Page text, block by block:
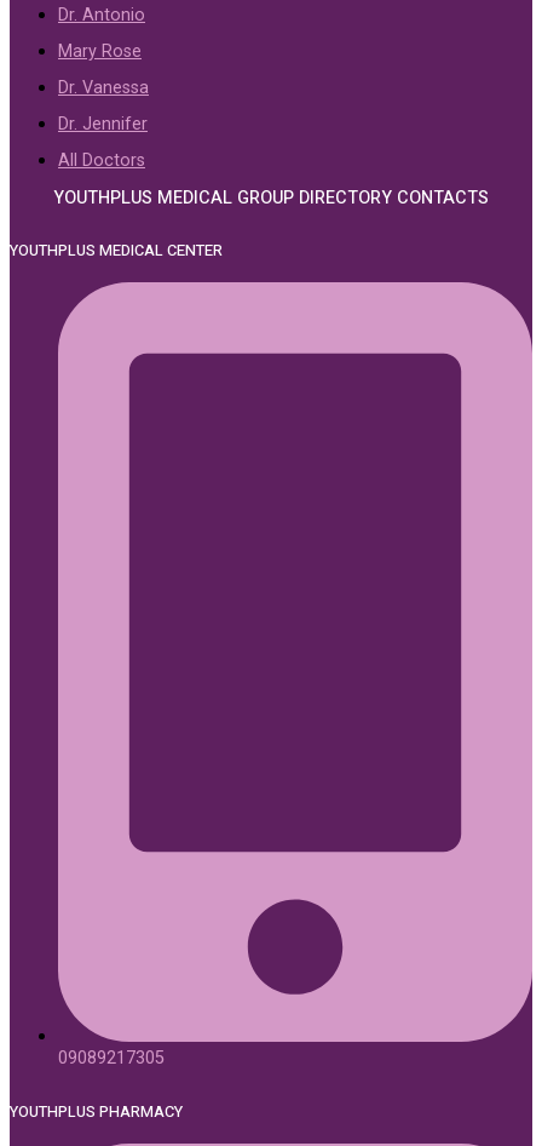
Dr. Antonio
Mary Rose
Dr. Vanessa
Dr. Jennifer
All Doctors
YOUTHPLUS MEDICAL GROUP DIRECTORY CONTACTS
YOUTHPLUS MEDICAL CENTER
09089217305
YOUTHPLUS PHARMACY